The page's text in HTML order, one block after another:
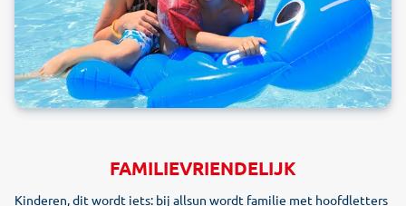
FAMILIEVRIENDELIJK
Kinderen, dit wordt iets: bij allsun wordt familie met hoofdletters